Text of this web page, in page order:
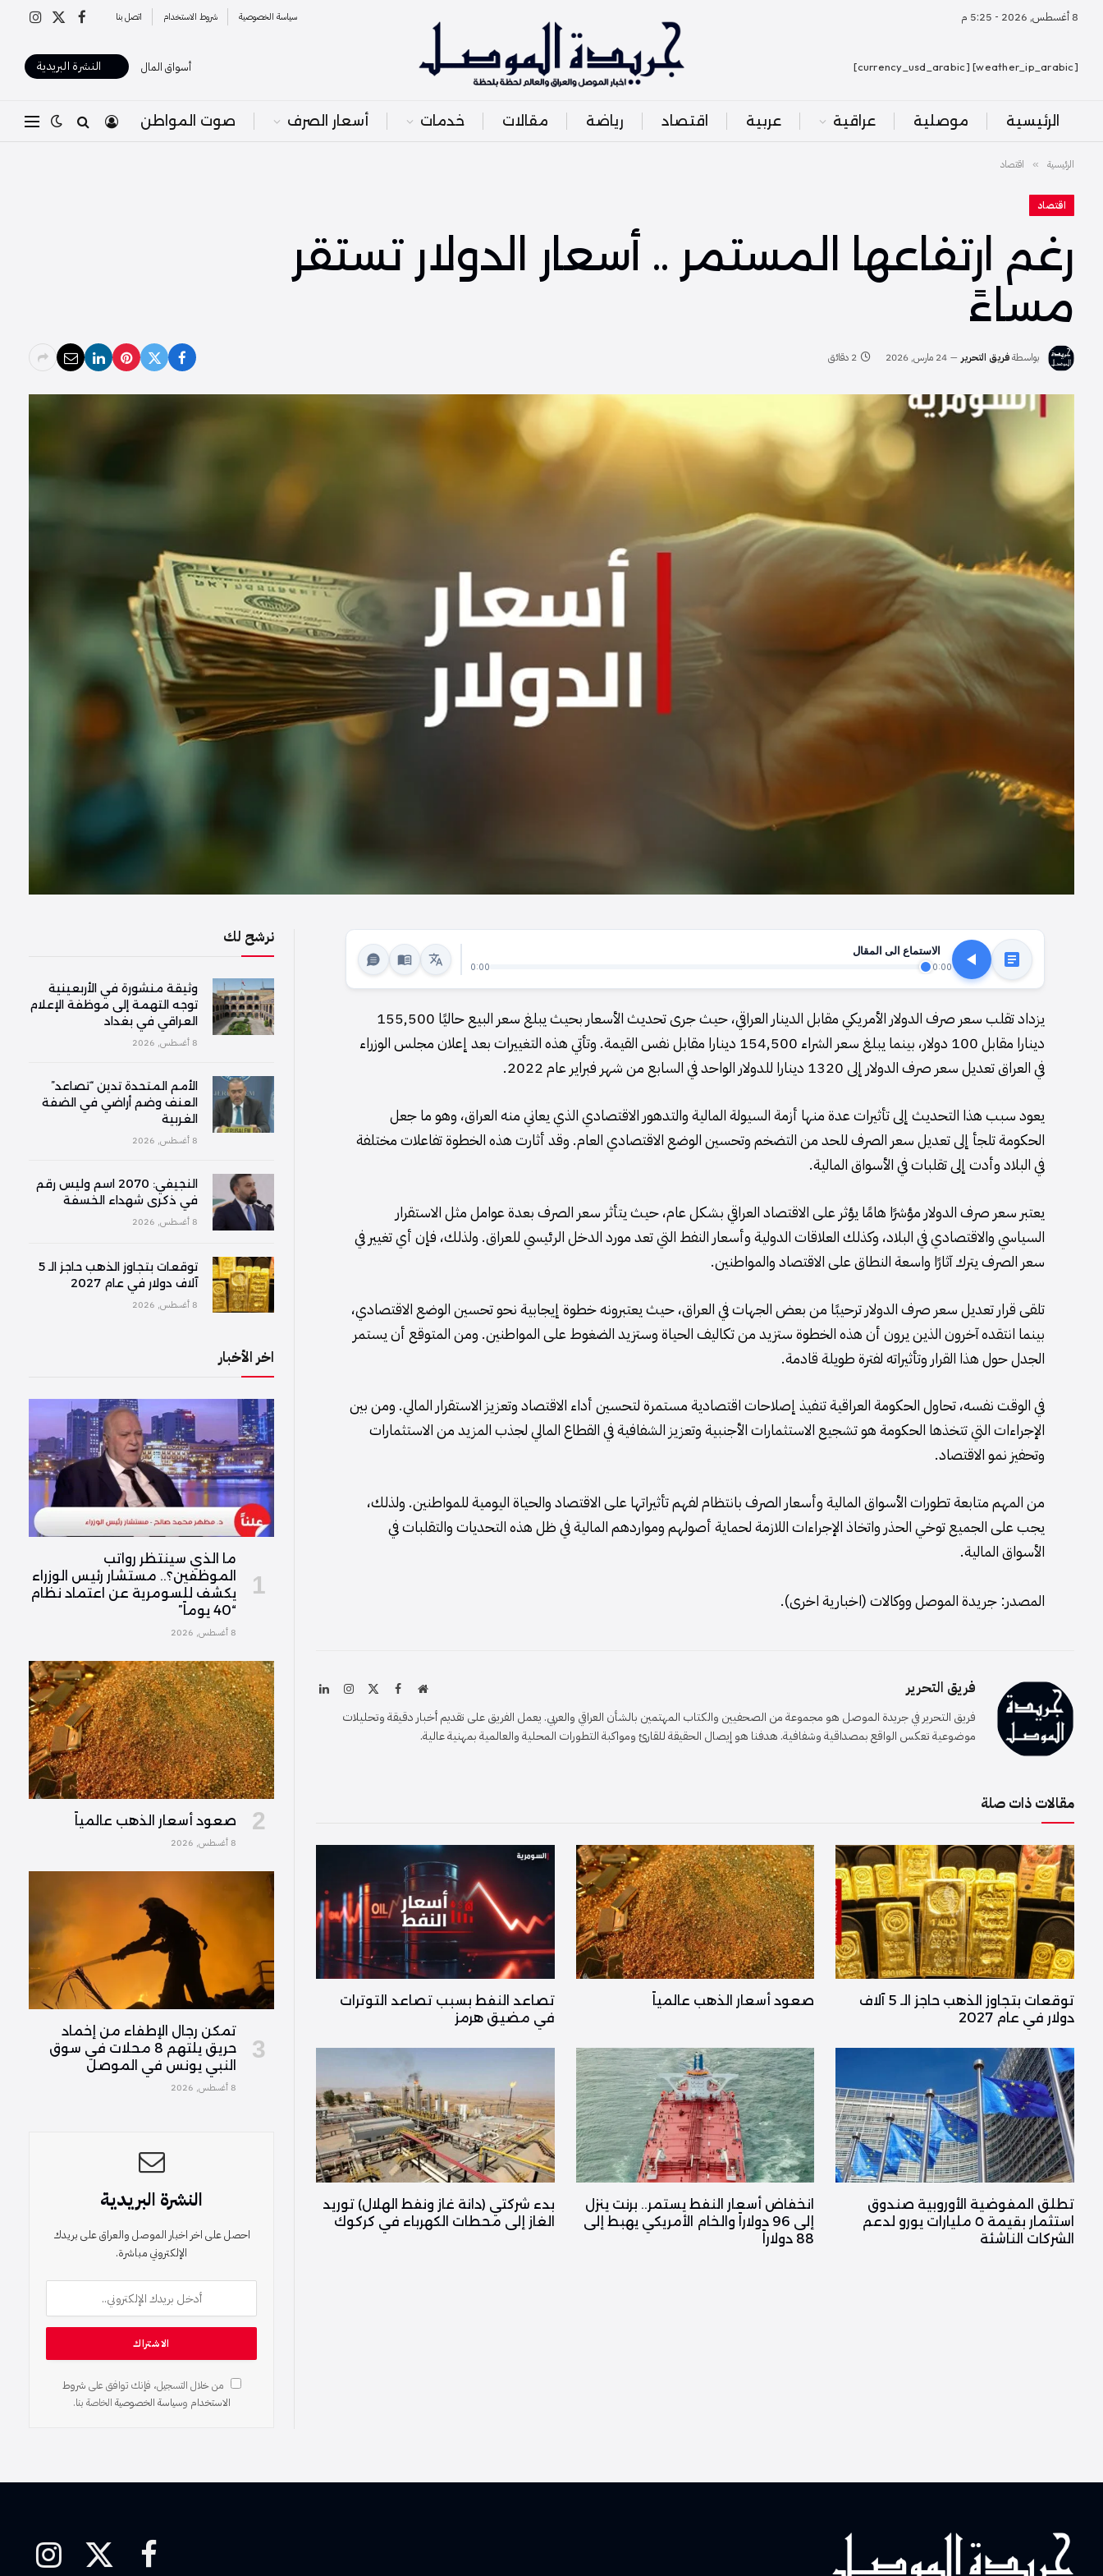
8 أغسطس, 2026 - 5:25 م سياسة الخصوصية شروط الاستخدام اتصل بنا فيسبوك
X
[weather_ip_arabic] [currency_usd_arabic] أسواق المال النشرة البريدية
الرئيسية موصلية عراقية عربية اقتصاد رياضة مقالات خدمات أسعار الصرف صوت المواطن
الرئيسية » اقتصاد
اقتصاد
رغم ارتفاعها المستمر .. أسعار الدولار تستقر
مساءً
بواسطةفريق التحرير 24 مارس, 2026 2 دقائق
الاستماع الى المقال
0:00
0:00
يزداد تقلب سعر صرف الدولار الأمريكي مقابل الدينار العراقي، حيث جرى تحديث الأسعار بحيث يبلغ سعر البيع حاليًا 155,500
دينارا مقابل 100 دولار، بينما يبلغ سعر الشراء 154,500 دينارا مقابل نفس القيمة. وتأتي هذه التغييرات بعد إعلان مجلس الوزراء
في العراق تعديل سعر صرف الدولار إلى 1320 دينارا للدولار الواحد في السابع من شهر فبراير عام 2022.
يعود سبب هذا التحديث إلى تأثيرات عدة منها أزمة السيولة المالية والتدهور الاقتصادي الذي يعاني منه العراق، وهو ما جعل
الحكومة تلجأ إلى تعديل سعر الصرف للحد من التضخم وتحسين الوضع الاقتصادي العام. وقد أثارت هذه الخطوة تفاعلات مختلفة
في البلاد وأدت إلى تقلبات في الأسواق المالية.
يعتبر سعر صرف الدولار مؤشرًا هامًا يؤثر على الاقتصاد العراقي بشكل عام، حيث يتأثر سعر الصرف بعدة عوامل مثل الاستقرار
السياسي والاقتصادي في البلاد، وكذلك العلاقات الدولية وأسعار النفط التي تعد مورد الدخل الرئيسي للعراق. ولذلك، فإن أي تغيير في
سعر الصرف يترك آثارًا واسعة النطاق على الاقتصاد والمواطنين.
تلقى قرار تعديل سعر صرف الدولار ترحيبًا من بعض الجهات في العراق، حيث يعتبرونه خطوة إيجابية نحو تحسين الوضع الاقتصادي،
بينما انتقده آخرون الذين يرون أن هذه الخطوة ستزيد من تكاليف الحياة وستزيد الضغوط على المواطنين. ومن المتوقع أن يستمر
الجدل حول هذا القرار وتأثيراته لفترة طويلة قادمة.
في الوقت نفسه، تحاول الحكومة العراقية تنفيذ إصلاحات اقتصادية مستمرة لتحسين أداء الاقتصاد وتعزيز الاستقرار المالي. ومن بين
الإجراءات التي تتخذها الحكومة هو تشجيع الاستثمارات الأجنبية وتعزيز الشفافية في القطاع المالي لجذب المزيد من الاستثمارات
وتحفيز نمو الاقتصاد.
من المهم متابعة تطورات الأسواق المالية وأسعار الصرف بانتظام لفهم تأثيراتها على الاقتصاد والحياة اليومية للمواطنين. ولذلك،
يجب على الجميع توخي الحذر واتخاذ الإجراءات اللازمة لحماية أصولهم ومواردهم المالية في ظل هذه التحديات والتقلبات في
الأسواق المالية.
المصدر: جريدة الموصل ووكالات (اخبارية اخرى).
فريق التحرير
موقعفيسبوك الانستغرام
لينكدإن
فريق التحرير في جريدة الموصل هو مجموعة من الصحفيين والكتاب المهتمين بالشأن العراقي والعربي. يعمل الفريق على تقديم أخبار دقيقة وتحليلات
موضوعية تعكس الواقع بمصداقية وشفافية. هدفنا هو إيصال الحقيقة للقارئ ومواكبة التطورات المحلية والعالمية بمهنية عالية.
مقالات ذات صلة
توقعات بتجاوز الذهب حاجز الـ 5 آلاف
دولار في عام 2027
صعود أسعار الذهب عالمياً
تصاعد النفط بسبب تصاعد التوترات
في مضيق هرمز
تطلق المفوضية الأوروبية صندوق
استثمار بقيمة ٥ مليارات يورو لدعم
الشركات الناشئة
انخفاض أسعار النفط يستمر.. برنت ينزل
إلى 96 دولاراً والخام الأمريكي يهبط إلى
88 دولاراً
بدء شركتي (دانة غاز ونفط الهلال) توريد
الغاز إلى محطات الكهرباء في كركوك
نرشح لك
وثيقة منشورة في الأربعينية
توجه التهمة إلى موظفة الإعلام
العراقي في بغداد
8 أغسطس, 2026
الأمم المتحدة تدين “تصاعد”
العنف وضم أراضي في الضفة
الغربية
8 أغسطس, 2026
النجيفي: 2070 اسم وليس رقم
في ذكرى شهداء الخسفة
8 أغسطس, 2026
توقعات بتجاوز الذهب حاجز الـ 5
آلاف دولار في عام 2027
8 أغسطس, 2026
اخر الأخبار
ما الذي سينتظر رواتب
الموظفين؟.. مستشار رئيس الوزراء
يكشف للسومرية عن اعتماد نظام
“40 يوماً”
8 أغسطس, 2026
صعود أسعار الذهب عالمياً
8 أغسطس, 2026
تمكن رجال الإطفاء من إخماد
حريق يلتهم 8 محلات في سوق
النبي يونس في الموصل
8 أغسطس, 2026
النشرة البريدية
احصل على اخر اخبار الموصل والعراق على بريدك
الإلكتروني مباشرة.
من خلال التسجيل، فإنك توافق على شروط
الاستخدام وسياسة الخصوصية الخاصة بنا.
فيسبوك
X
الانستغرام